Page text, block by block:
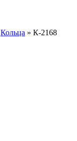
Кольца » К-2168